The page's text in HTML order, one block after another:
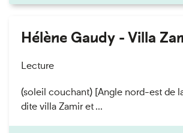
Hélène Gaudy - Villa
Lecture
(soleil couchant) [Angle nord-est de
dite villa Zamir et ...